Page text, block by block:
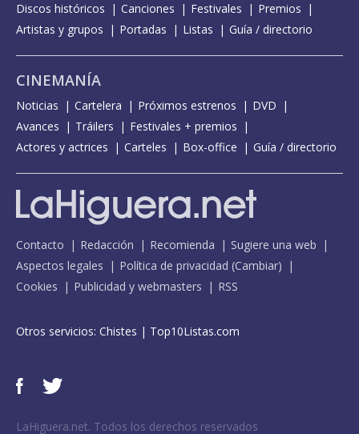
Discos históricos
Canciones Festivales
Premios
Artistas y grupos
Portadas Listas Guía / directorio
CINEMANÍA
Noticias Cartelera Próximos estrenos
DVD
Avances
Tráilers
Festivales + premios
Actores y actrices
Carteles Box-office Guía / directorio
Contacto Redacción Recomienda
Sugiere una web
Aspectos legales
Política de privacidad (Cambiar)
Cookies
Publicidad y webmasters RSS
Otros servicios: Chistes | Top10Listas.com
LaHiguera.net. Todos los derechos reservados